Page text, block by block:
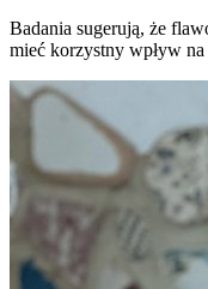
Badania sugerują, że
mieć korzystny wpływ